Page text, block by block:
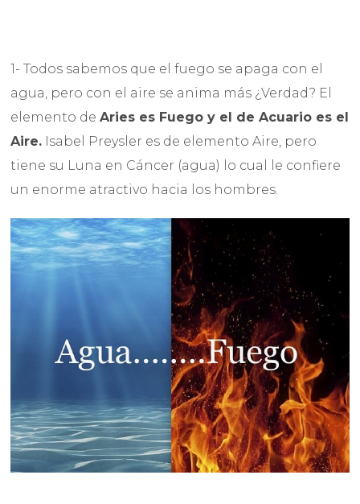
1- Todos sabemos que el fuego se apaga con el
agua, pero con el aire se anima más ¿Verdad? El
elemento deAries es Fuego y el de Acuario es el
Aire. Isabel Preysler es de elemento Aire, pero
tiene su Luna en Cáncer (agua) lo cual le confiere
un enorme atractivo hacia los hombres.